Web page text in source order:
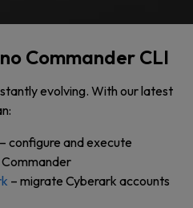
Commander CLI
evolving. With our latest
– configure and execute
– migrate Cyberark accounts